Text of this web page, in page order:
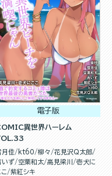
電子版
異世界ハーレム
月佳 kt60 柳々
花見沢Q太郎
いず
空栗和太 高見梁川
壱犬に
こ
紫紅シキ